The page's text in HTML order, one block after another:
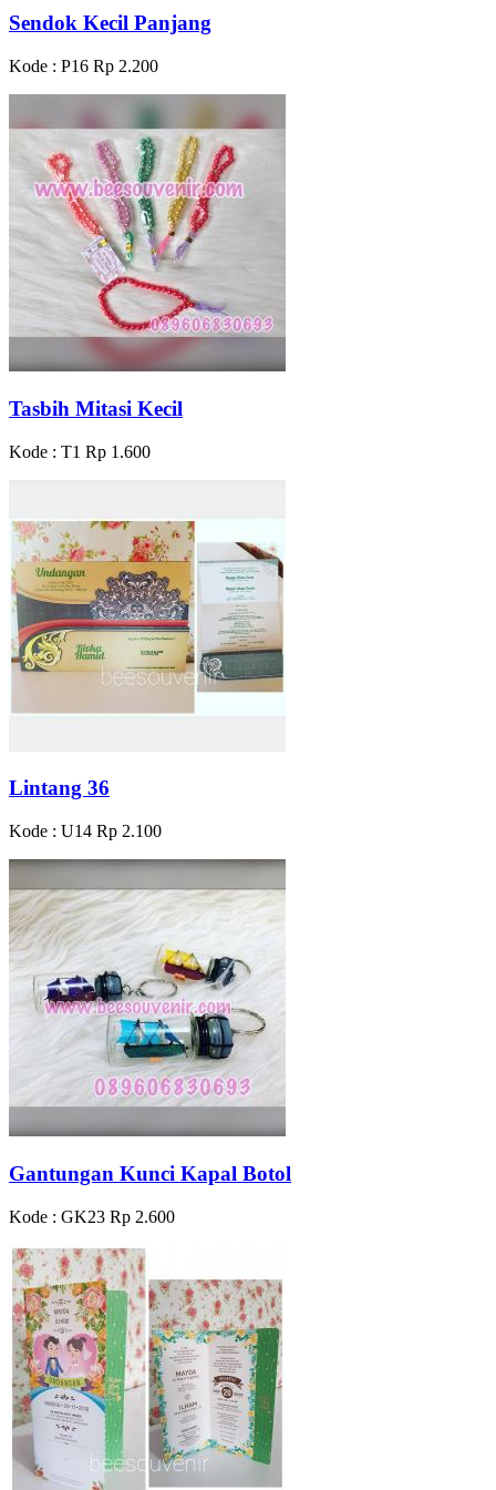
Sendok Kecil Panjang
Kode : P16 Rp 2.200
Tasbih Mitasi Kecil
Kode : T1 Rp 1.600
Lintang 36
Kode : U14 Rp 2.100
Gantungan Kunci Kapal Botol
Kode : GK23 Rp 2.600